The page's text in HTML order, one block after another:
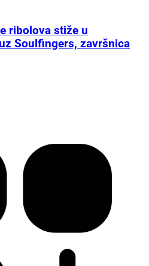
ribolova stiže u
Soulfingers, završnica